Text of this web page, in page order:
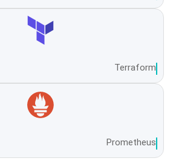
Terraform
Prometheus